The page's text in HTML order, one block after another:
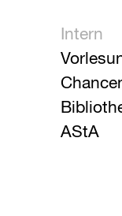
Intern
AStA